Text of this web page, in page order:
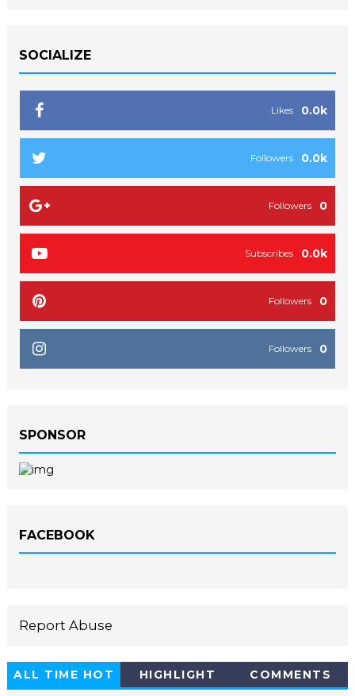
SOCIALIZE
0.0k
Likes
0.0k
Followers
0
Followers
0.0k
Subscribes
0
Followers
0
Followers
SPONSOR
FACEBOOK
Report Abuse
ALL TIME HOT
HIGHLIGHT COMMENTS